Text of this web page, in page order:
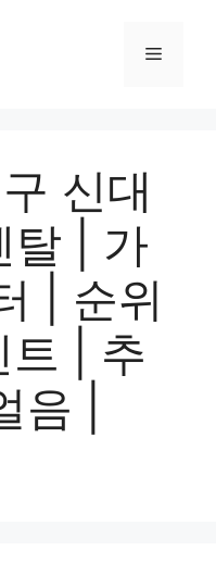
메
신대
탈 | 가
| 순위
트 | 추
|